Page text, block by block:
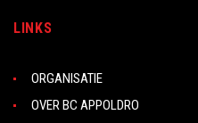
LINKS
ORGANISATIE
OVER BC APPOLDRO